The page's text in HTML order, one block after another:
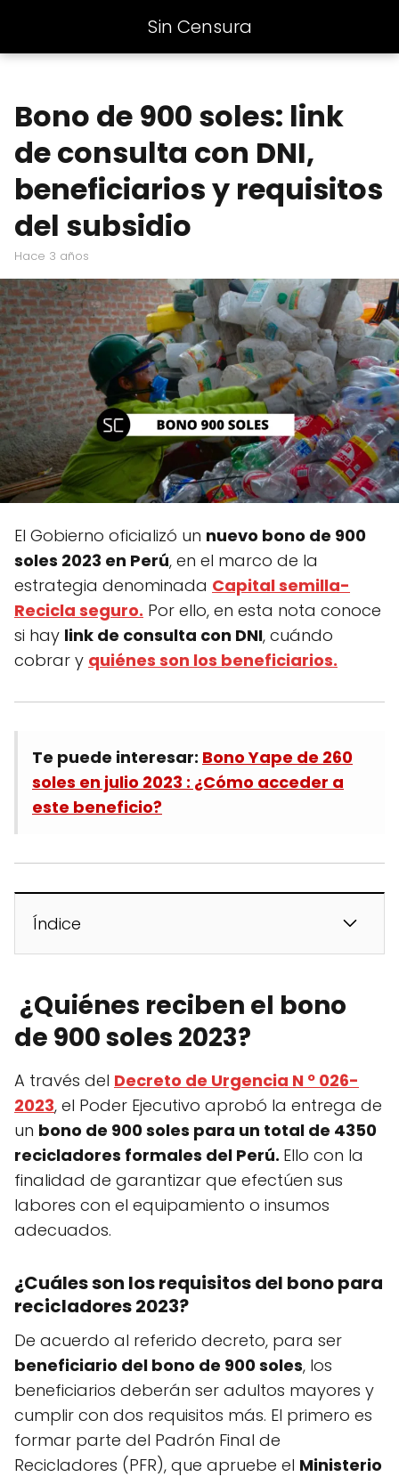
Sin Censura
Bono de 900 soles: link
de consulta con DNI,
beneficiarios y requisitos
del subsidio
hace 3 años
El Gobierno oficializó un nuevo bono de 900
soles 2023 en Perú, en el marco de la
estrategia denominada Capital semilla-
Recicla seguro. Por ello, en esta nota conoce
si hay link de consulta con DNI, cuándo
cobrar y quiénes son los beneficiarios.
Te puede interesar: Bono Yape de 260
soles en julio 2023 : ¿Cómo acceder a
este beneficio?
Índice
¿Quiénes reciben el bono
de 900 soles 2023?
A través del Decreto de Urgencia N º 026-
2023, el Poder Ejecutivo aprobó la entrega de
un bono de 900 soles para un total de 4350
recicladores formales del Perú. Ello con la
finalidad de garantizar que efectúen sus
labores con el equipamiento o insumos
adecuados.
¿Cuáles son los requisitos del bono para
recicladores 2023?
De acuerdo al referido decreto, para ser
beneficiario del bono de 900 soles, los
beneficiarios deberán ser adultos mayores y
cumplir con dos requisitos más. El primero es
formar parte del Padrón Final de
Recicladores (PFR), que apruebe el Ministerio